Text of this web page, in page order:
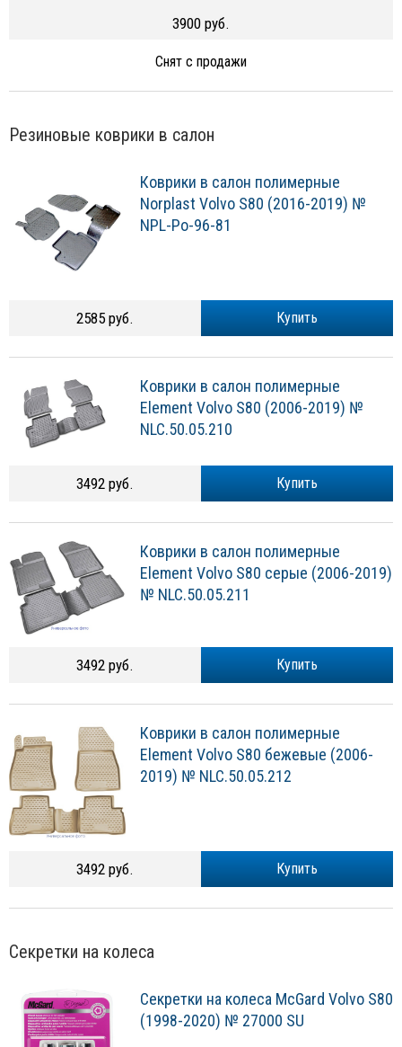
3900 руб.
Снят с продажи
Резиновые коврики в салон
Коврики в салон полимерные
Norplast Volvo S80 (2016-2019) №
NPL-Po-96-81
Купить
2585 руб.
Коврики в салон полимерные
Element Volvo S80 (2006-2019) №
NLC.50.05.210
Купить
3492 руб.
Коврики в салон полимерные
Element Volvo S80 серые (2006-2019)
№ NLC.50.05.211
Купить
3492 руб.
Коврики в салон полимерные
Element Volvo S80 бежевые (2006-
2019) № NLC.50.05.212
Купить
3492 руб.
Секретки на колеса
Секретки на колеса McGard Volvo S80
(1998-2020) № 27000 SU